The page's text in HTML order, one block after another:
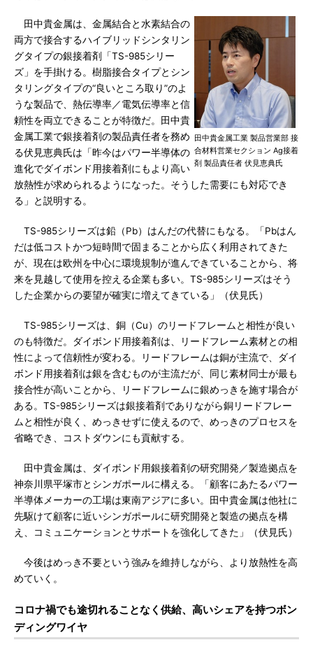
田中貴金属工業 製品営業部 接
合材料営業セクション Ag接着
剤 製品責任者 伏見恵典氏
田中貴金属は、金属結合と水素結合の
両方で接合するハイブリッドシンタリン
グタイプの銀接着剤「TS-985シリー
ズ」を手掛ける。樹脂接合タイプとシン
タリングタイプの“良いところ取り”のよ
うな製品で、熱伝導率／電気伝導率と信
頼性を両立できることが特徴だ。田中貴
金属工業で銀接着剤の製品責任者を務め
る伏見恵典氏は「昨今はパワー半導体の
進化でダイボンド用接着剤にもより高い
放熱性が求められるようになった。そうした需要にも対応でき
る」と説明する。
TS-985シリーズは鉛（Pb）はんだの代替にもなる。「Pbはん
だは低コストかつ短時間で固まることから広く利用されてきた
が、現在は欧州を中心に環境規制が進んできていることから、将
来を見越して使用を控える企業も多い。TS-985シリーズはそう
した企業からの要望が確実に増えてきている」（伏見氏）
TS-985シリーズは、銅（Cu）のリードフレームと相性が良い
のも特徴だ。ダイボンド用接着剤は、リードフレーム素材との相
性によって信頼性が変わる。リードフレームは銅が主流で、ダイ
ボンド用接着剤は銀を含むものが主流だが、同じ素材同士が最も
接合性が高いことから、リードフレームに銀めっきを施す場合が
ある。TS-985シリーズは銀接着剤でありながら銅リードフレー
ムと相性が良く、めっきせずに使えるので、めっきのプロセスを
省略でき、コストダウンにも貢献する。
田中貴金属は、ダイボンド用銀接着剤の研究開発／製造拠点を
神奈川県平塚市とシンガポールに構える。「顧客にあたるパワー
半導体メーカーの工場は東南アジアに多い。田中貴金属は他社に
先駆けて顧客に近いシンガポールに研究開発と製造の拠点を構
え、コミュニケーションとサポートを強化してきた」（伏見氏）
今後はめっき不要という強みを維持しながら、より放熱性を高
めていく。
コロナ禍でも途切れることなく供給、高いシェアを持つボン
ディングワイヤ